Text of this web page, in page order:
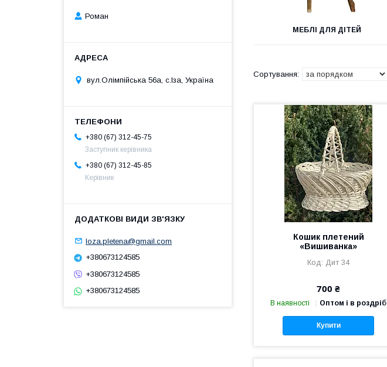
МЕБЛІ ДЛЯ ДІТЕЙ
Кошик плетений
«Вишиванка»
Дит 34
700 ₴
В наявності Оптом і в роздріб
Купити
Роман
вул.Олімпійська 56а, с.Іза, Україна
+380 (67) 312-45-75
Заступник керівника
+380 (67) 312-45-85
Керівник
loza.pletena@gmail.com
+380673124585
+380673124585
+380673124585